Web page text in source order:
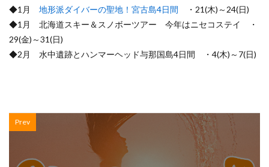
◆1月 地形派ダイバーの聖地！宮古島4日間 ・21(木)～24(日)
◆1月 北海道スキー＆スノボーツアー 今年はニセコステイ ・
29(金)～31(日)
◆2月 水中遺跡とハンマーヘッド与那国島4日間 ・4(木)～7(日)
Prev